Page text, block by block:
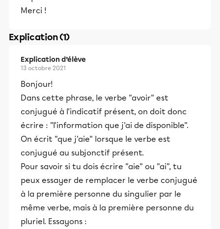
Merci !
Explication (1)
Explication d’élève
13 octobre 2021
Bonjour!
Dans cette phrase, le verbe "avoir" est
conjugué à l'indicatif présent, on doit donc
écrire : "l'information que j'ai de disponible".
On écrit "que j'aie" lorsque le verbe est
conjugué au subjonctif présent.
Pour savoir si tu dois écrire "aie" ou "ai", tu
peux essayer de remplacer le verbe conjugué
à la première personne du singulier par le
même verbe, mais à la première personne du
pluriel. Essayons :